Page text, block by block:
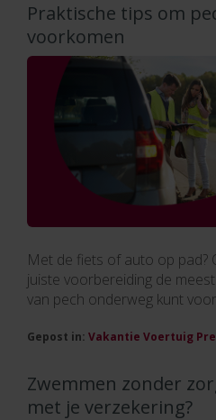
Praktische tips om
voorkomen
Met de fiets of auto op pad?
juiste voorbereiding de
van pech onderweg kunt
Gepost in: Vakantie Voertuig
Zwemmen zonder
met je verzekering?